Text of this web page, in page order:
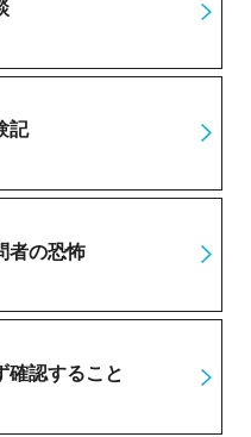
記
者の恐怖
確認すること